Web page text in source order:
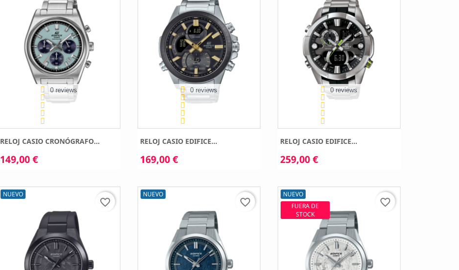
0 reviews
RELOJ CASIO CRONÓGRAFO...
149,00 €
0 reviews
RELOJ CASIO EDIFICE...
169,00 €
0 reviews
RELOJ CASIO EDIFICE...
259,00 €
NUEVO
favorite_border
NUEVO
favorite_border
NUEVO
FUERA DE
STOCK
favorite_border